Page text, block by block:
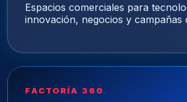
Espacios comerciales para
innovación, negocios y campañas
FACTORÍA 360